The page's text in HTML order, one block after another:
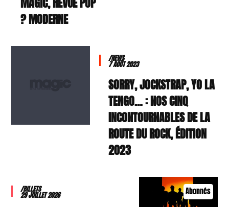
MODERNE ?
/NEWS
7 AOÛT 2023
SORRY, JOCKSTRAP, YO LA
TENGO… : NOS CINQ
INCONTOURNABLES DE LA
ROUTE DU ROCK, ÉDITION
2023
Abonnés
/BILLETS
29 JUILLET 2026